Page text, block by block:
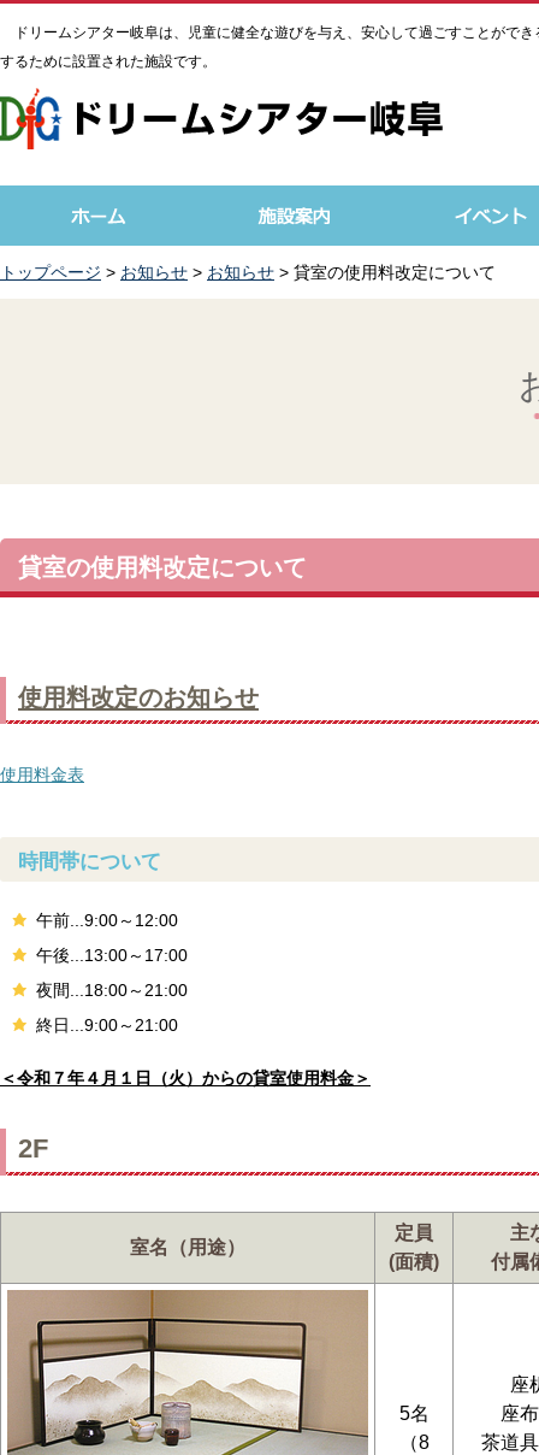
ドリームシアター岐阜は、児童に健全な遊びを与え、安心して過ごすことができ
するために設置された施設です。
トップページ > お知らせ > お知らせ > 貸室の使用料改定について
貸室の使用料改定について
使用料改定のお知らせ
使用料金表
時間帯について
午前...9:00～12:00
午後...13:00～17:00
夜間...18:00～21:00
終日...9:00～21:00
＜令和７年４月１日（火）からの貸室使用料金＞
2F
室名（用途）
定員
(面積)
主
付属
5名
（8
座
座
茶道